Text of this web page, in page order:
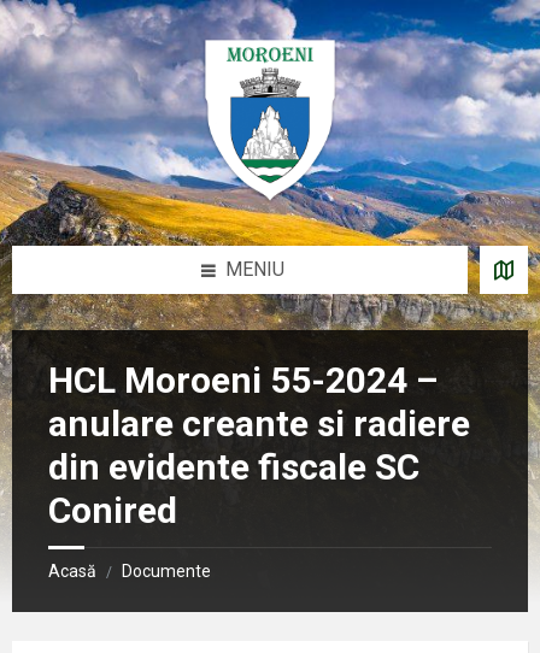
Sari
la
conținut
Salt
la
bara
laterală
stângă
Salt
la
bara
laterală
dreaptă
Salt
la
subsol
MENIU
HCL Moroeni 55-2024 –
anulare creante si radiere
din evidente fiscale SC
Conired
Acasă / Documente